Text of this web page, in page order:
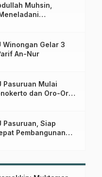
Muhsin,
Winongan Gelar 3
An-Nur
Pasuruan Mulai
dan Oro-Oro
Programnya
Pasuruan, Siap
Pembangunan